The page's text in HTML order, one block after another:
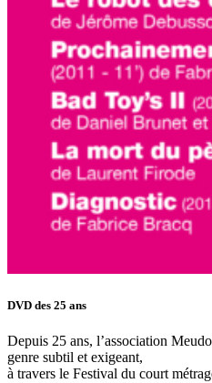
DVD des 25 ans
Depuis 25 ans, l’association
genre subtil et exigeant,
à travers le Festival du court